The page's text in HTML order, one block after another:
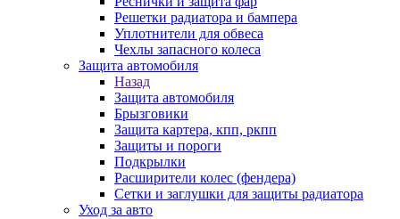
Решетки радиатора и бампера
Уплотнители для обвеса
Чехлы запасного колеса
Защита автомобиля
Назад
Защита автомобиля
Брызговики
Защита картера, кпп, ркпп
Защиты и пороги
Подкрылки
Расширители колес (фендера)
Сетки и заглушки для защиты радиатора
Уход за авто